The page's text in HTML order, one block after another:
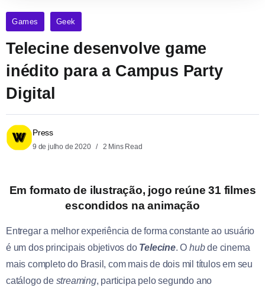
Games Geek
Telecine desenvolve game
inédito para a Campus Party
Digital
Press
9 de julho de 2020 2 Mins Read
Em formato de ilustração, jogo reúne 31 filmes
escondidos na animação
Entregar a melhor experiência de forma constante ao usuário
é um dos principais objetivos do Telecine. Ohubde cinema
mais completo do Brasil, com mais de dois mil títulos em seu
catálogo de streaming, participa pelo segundo ano